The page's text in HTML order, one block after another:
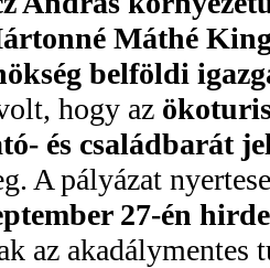
Máthé
belföldi
hogy az
és családbarát
A pályázat
27-én
az akadálymentes